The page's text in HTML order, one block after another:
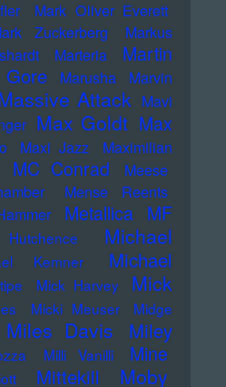
Mark Oliver Everett
Zuckerberg
Markus
Marteria
Martin
Marusha
Marvin
Attack Mavi
Max Goldt Max
Maxi Jazz
Maximilian
MC Conrad
Meese
Mense Reents
Metallica MF
Michael
Kemner
Michael
Mick Harvey
Mick
Micki Meuser
Midge
Miles Davis
Miley
Milli Vanilli Mine
Mittekill Moby